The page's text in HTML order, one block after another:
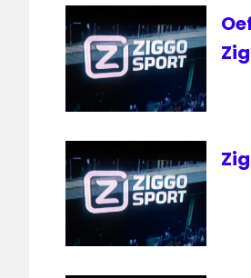
Utrecht
RTL
7
Veronica